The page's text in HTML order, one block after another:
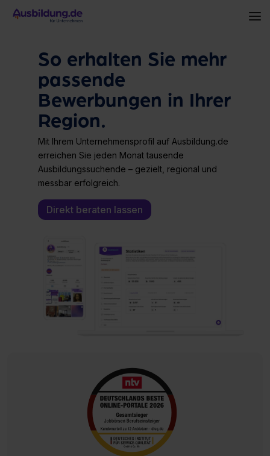
So erhalten Sie mehr
passende
Bewerbungen in Ihrer
Region.
Mit Ihrem Unternehmensprofil auf Ausbildung.de
erreichen Sie jeden Monat tausende
Ausbildungssuchende – gezielt, regional und
messbar erfolgreich.
Direkt beraten lassen